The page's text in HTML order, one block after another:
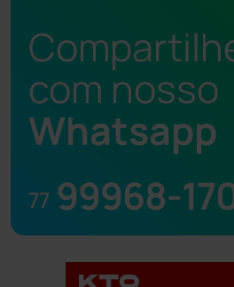
com nosso
Whatsapp
77 99968-